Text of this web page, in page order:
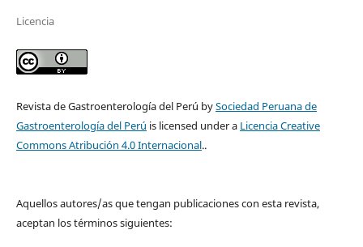
Licencia
Revista de Gastroenterología del Perú bySociedad Peruana de
Gastroenterología del Perú is licensed under a Licencia Creative
Commons Atribución 4.0 Internacional..
Aquellos autores/as que tengan publicaciones con esta revista,
aceptan los términos siguientes: